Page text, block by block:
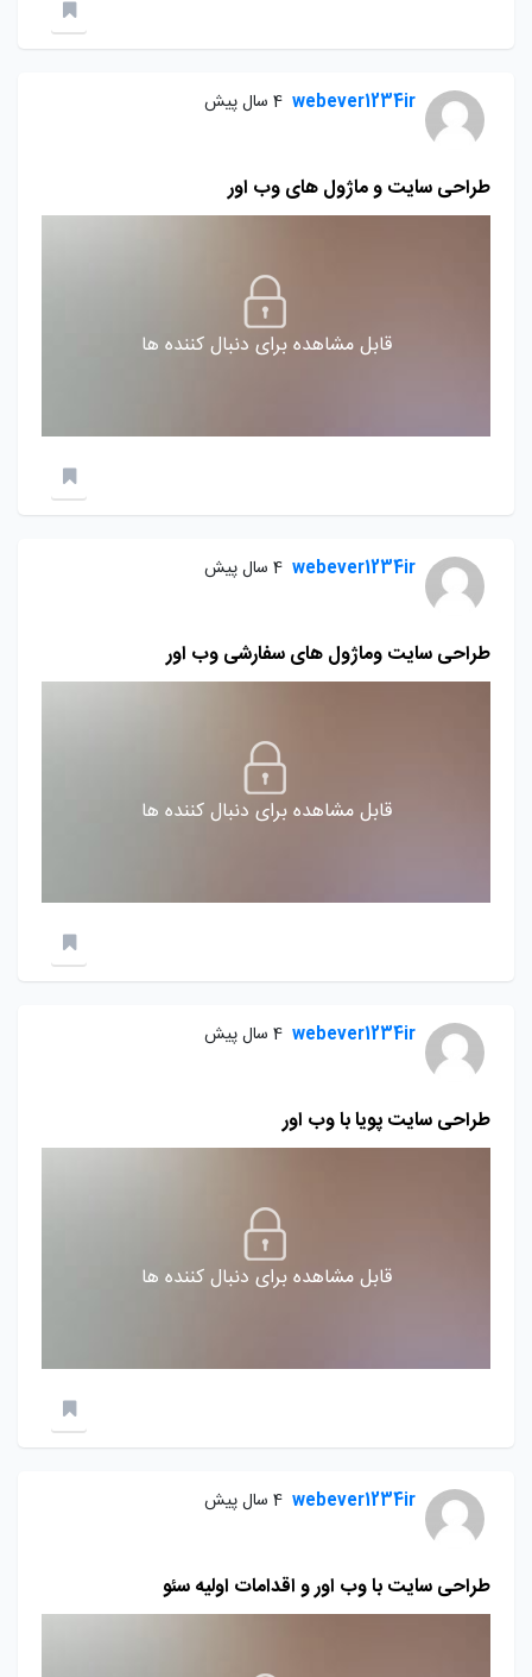
webever1234ir 4 سال پیش
طراحی سایت و ماژول های وب اور
قابل مشاهده برای دنبال کننده ها
webever1234ir 4 سال پیش
طراحی سایت وماژول های سفارشی وب اور
قابل مشاهده برای دنبال کننده ها
webever1234ir 4 سال پیش
طراحی سایت پویا با وب اور
قابل مشاهده برای دنبال کننده ها
webever1234ir 4 سال پیش
طراحی سایت با وب اور و اقدامات اولیه سئو